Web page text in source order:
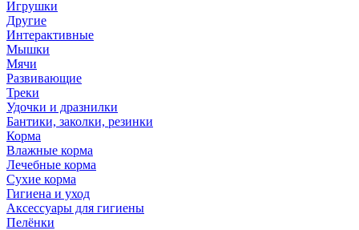
Игрушки
Другие
Интерактивные
Мышки
Мячи
Развивающие
Треки
Удочки и дразнилки
Бантики, заколки, резинки
Корма
Влажные корма
Лечебные корма
Сухие корма
Гигиена и уход
Аксессуары для гигиены
Пелёнки